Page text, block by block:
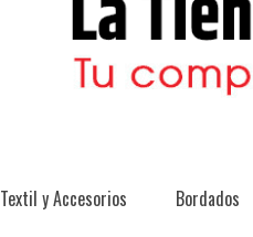
Textil y Accesorios Bordados